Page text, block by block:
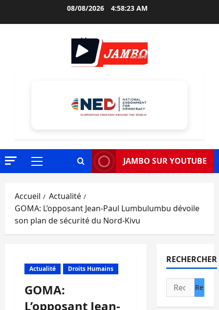
08/08/2026 4:58:24 AM
Menu
JAMBO SUR YOUTUBE
Accueil
Actualité
GOMA: L’opposant Jean-Paul Lumbulumbu dévoile
son plan de sécurité du Nord-Kivu
Actualité Droits Humains
GOMA:
L’opposant Jean-
RECHERCHER
Rechercher :